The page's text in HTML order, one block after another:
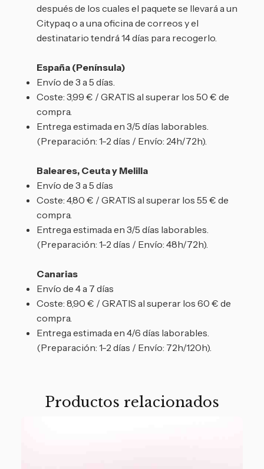
después de los cuales el paquete se llevará a un
Citypaq o a una oficina de correos y el
destinatario tendrá 14 días para recogerlo.
España (Península)
Envío de 3 a 5 días.
Coste: 3,99 € / GRATIS al superar los 50 € de
compra.
Entrega estimada en 3/5 días laborables.
(Preparación: 1-2 días / Envío: 24h/72h).
Baleares, Ceuta y Melilla
Envío de 3 a 5 días
Coste: 4,80 € / GRATIS al superar los 55 € de
compra.
Entrega estimada en 3/5 días laborables.
(Preparación: 1-2 días / Envío: 48h/72h).
Canarias
Envío de 4 a 7 días
Coste: 8,90 € / GRATIS al superar los 60 € de
compra.
Entrega estimada en 4/6 días laborables.
(Preparación: 1-2 días / Envío: 72h/120h).
Productos relacionados